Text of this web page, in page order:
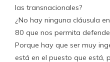
las transnacionales?
¿No hay ninguna cláusula
80 que nos permita
Porque hay que ser muy
está en el puesto que está,